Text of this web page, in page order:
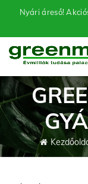
Nyári áreső!